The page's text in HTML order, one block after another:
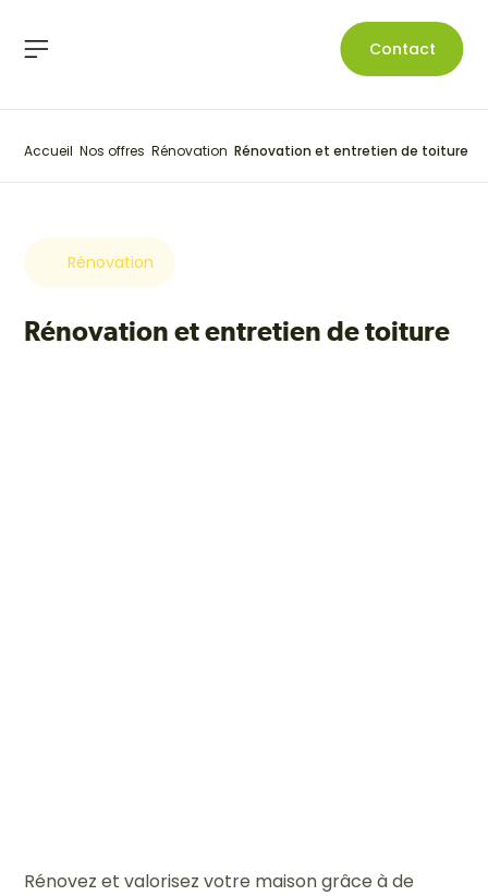
Contact
Accueil Nos offres Rénovation Rénovation et entretien de toiture
Rénovation
Rénovation et entretien de toiture
Rénovez et valorisez votre maison grâce à de